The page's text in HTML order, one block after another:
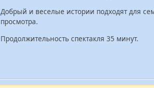
Добрый и веселые истории подходят для
просмотра.
Продолжительность спектакля 35 минут.